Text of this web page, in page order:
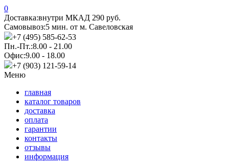
0
Доставка:внутри МКАД 290 руб.
Самовывоз:5 мин. от м. Савеловская
+7 (495) 585-62-53
Пн.-Пт.:8.00 - 21.00
Офис:9.00 - 18.00
+7 (903) 121-59-14
Меню
главная
каталог товаров
доставка
оплата
гарантии
контакты
отзывы
информация